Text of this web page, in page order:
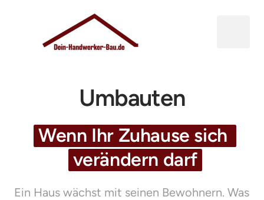
Umbauten
Wenn Ihr Zuhause
verändern darf
Ein Haus wächst mit seinen Bewohnern. Was